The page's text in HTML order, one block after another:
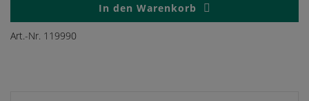
In den Warenkorb
Art.-Nr. 119990